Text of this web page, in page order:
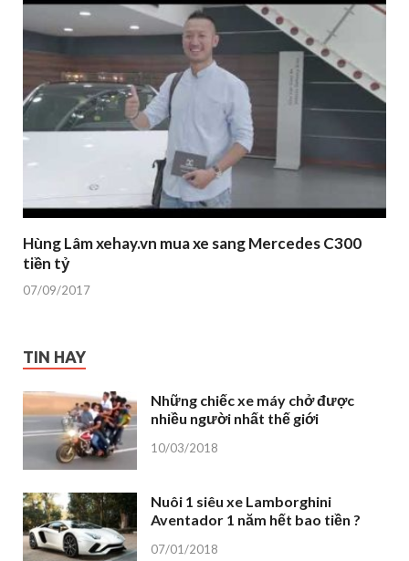
Hùng Lâm xehay.vn mua xe sang Mercedes C300
tiền tỷ
07/09/2017
TIN HAY
Những chiếc xe máy chở được
nhiều người nhất thế giới
10/03/2018
Nuôi 1 siêu xe Lamborghini
Aventador 1 năm hết bao tiền ?
07/01/2018